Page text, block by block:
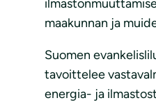
maakunnan ja
Suomen
tavoittelee
energia- ja